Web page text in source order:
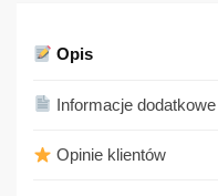
Opis
Informacje dodatkowe
Opinie klientów